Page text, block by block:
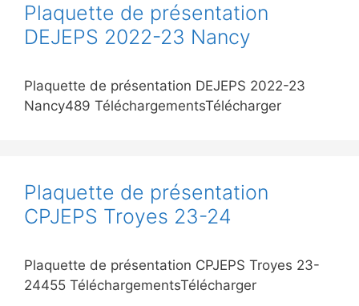
Plaquette de présentation
DEJEPS 2022-23 Nancy
Plaquette de présentation DEJEPS 2022-23
Nancy489 TéléchargementsTélécharger
Plaquette de présentation
CPJEPS Troyes 23-24
Plaquette de présentation CPJEPS Troyes 23-
24455 TéléchargementsTélécharger